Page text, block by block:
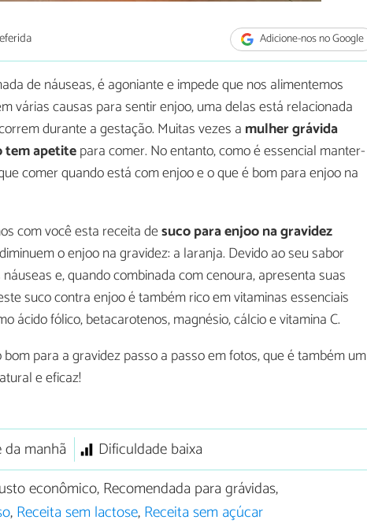
Adicione-nos no Google
de náuseas, é agoniante e impede que nos alimentemos
várias causas para sentir enjoo, uma delas está relacionada
durante a gestação. Muitas vezes amulher grávida
tem apetitepara comer. No entanto, como é essencial manter-
comer quando está com enjoo e o que é bom para enjoo na
com você esta receita desuco para enjoo na gravidez
o enjoo na gravidez: a laranja. Devido ao seu sabor
e, quando combinada com cenoura, apresenta suas
suco contra enjoo é também rico em vitaminas essenciais
ácido fólico, betacarotenos, magnésio, cálcio e vitamina C.
para a gravidez passo a passo em fotos, que é também um
e eficaz!
da manhã
Dificuldade baixa
econômico, Recomendada para grávidas,
,Receita sem lactose,Receita sem açúcar